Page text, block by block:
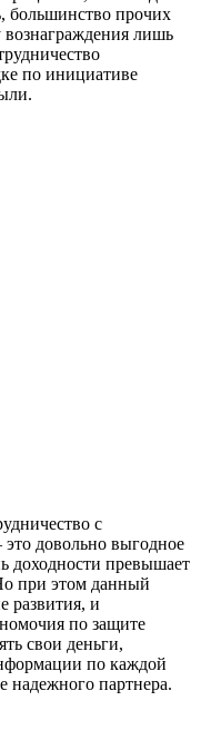
большинство прочих
лишь
по инициативе
с
довольно выгодное
доходности превышает
при этом данный
развития, и
по защите
свои деньги,
по каждой
надежного партнера.